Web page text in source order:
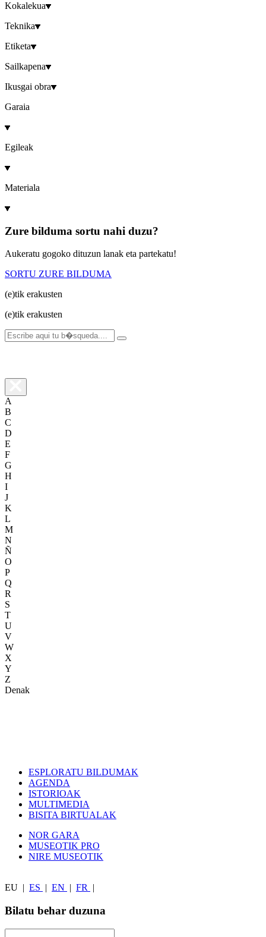
Kokalekua
Teknika
Etiketa
Sailkapena
Ikusgai obra
Garaia
Egileak
Materiala
Zure bilduma sortu nahi duzu?
Aukeratu gogoko dituzun lanak eta partekatu!
SORTU ZURE BILDUMA
(e)tik erakusten
(e)tik erakusten
A
B
C
D
E
F
G
H
I
J
K
L
M
N
Ñ
O
P
Q
R
S
T
U
V
W
X
Y
Z
Denak
ESPLORATU BILDUMAK
AGENDA
ISTORIOAK
MULTIMEDIA
BISITA BIRTUALAK
NOR GARA
MUSEOTIK PRO
NIRE MUSEOTIK
EU ES EN FR
Bilatu behar duzuna